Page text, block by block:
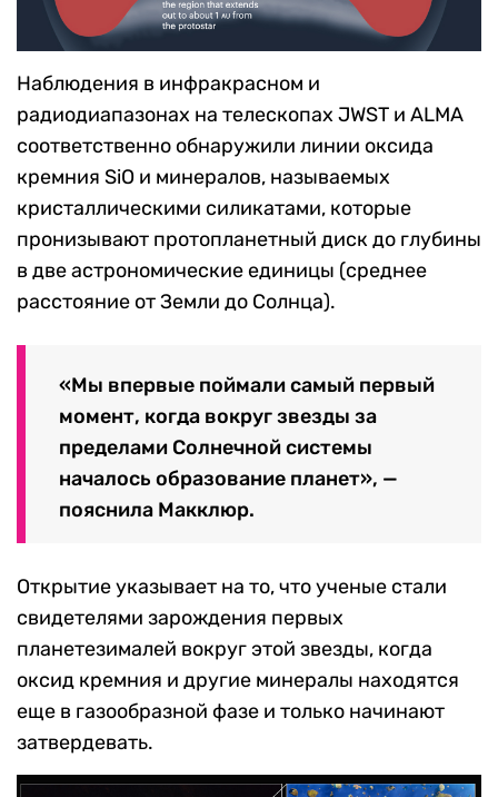
Наблюдения в инфракрасном и
радиодиапазонах на телескопах JWST и ALMA
соответственно обнаружили линии оксида
кремния SiO и минералов, называемых
кристаллическими силикатами, которые
пронизывают протопланетный диск до глубины
в две астрономические единицы (среднее
расстояние от Земли до Солнца).
«Мы впервые поймали самый первый
момент, когда вокруг звезды за
пределами Солнечной системы
началось образование планет», —
пояснила Макклюр.
Открытие указывает на то, что ученые стали
свидетелями зарождения первых
планетезималей вокруг этой звезды, когда
оксид кремния и другие минералы находятся
еще в газообразной фазе и только начинают
затвердевать.